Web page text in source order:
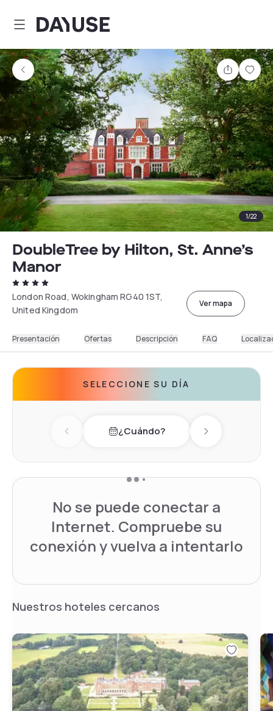
Dayuse
1/22
DoubleTree by Hilton, St. Anne’s
Manor
London Road, Wokingham RG40 1ST,
United Kingdom
Ver mapa
Presentación Ofertas Descripción FAQ
SELECCIONE SU DÍA
Previous day¿Cuándo? Next day
No se puede conectar a
Internet. Compruebe su
conexión y vuelva a intentarlo
Nuestros hoteles cercanos